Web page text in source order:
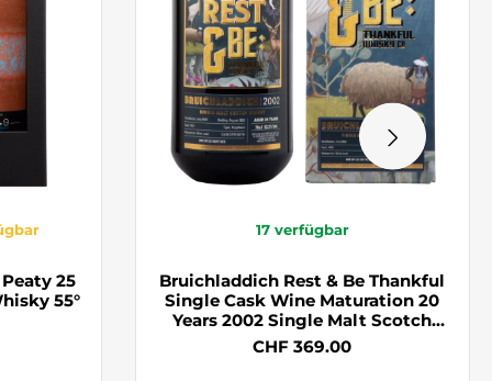
25
55°
17 verfügbar
Bruichladdich Rest & Be Thankful
Single Cask Wine Maturation 20
Years 2002 Single Malt Scotch
Whisky 2022 52.2° 70cl
CHF 369.00